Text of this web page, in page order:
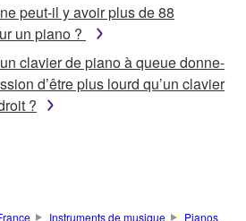
peut-il y avoir plus de 88
un piano ?
clavier de piano à queue donne-
d’être plus lourd qu’un clavier
?
Instruments de musique
Pianos